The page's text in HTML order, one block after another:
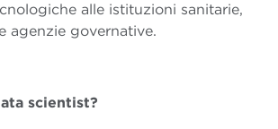
alle istituzioni sanitarie,
agenzie governative.
scientist?